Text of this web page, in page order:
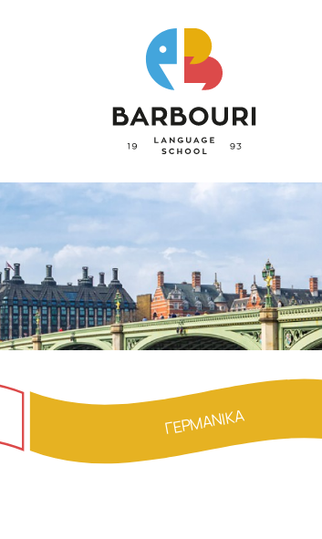
BARBOURI
LOGO
ΓΕΡΜΑΝΙΚΑ